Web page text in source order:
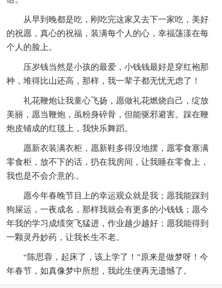
从早到晚都是吃，刚吃完这家又去下一家吃，美好
的祝愿，真心的祝福，装满每个人的心，幸福荡漾在每
个人的脸上。
压岁钱当然是小孩的最爱，小钱钱最好是穿红袍那
种，堆得比山还高，那样，我一辈子都无忧无虑了！
礼花鞭炮让我童心飞扬，愿做礼花燃烧自己，绽放
美丽，愿当鞭炮，虽粉身碎骨，但能驱邪避害。踩在鞭
炮皮铺成的红毯上，我快乐舞蹈。
愿新衣装满衣柜，愿新鞋多得没地摆，愿零食塞满
零食柜，放不下的话，扔在我房间，让我睡在零食上，
我也是不会介意的.。
愿今年春晚节目上的幸运观众就是我；愿我能踩到
狗屎运，一夜成名，那样我就会有更多的小钱钱；愿今
年我的学习成绩突飞猛进，作业越少越好；愿我能得到
一颗灵丹妙药，让我长生不老。
“陈思蓉，起床了，该上学了！”原来是做梦呀！今
年春节，如真像梦中所想，我此生便再无遗憾了。